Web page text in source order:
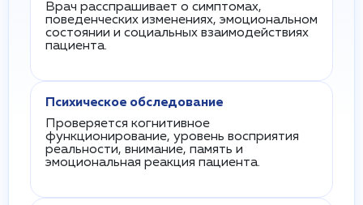
Врач расспрашивает о симптомах,
поведенческих изменениях, эмоциональном
состоянии и социальных взаимодействиях
пациента.
Психическое обследование
Проверяется когнитивное
функционирование, уровень восприятия
реальности, внимание, память и
эмоциональная реакция пациента.